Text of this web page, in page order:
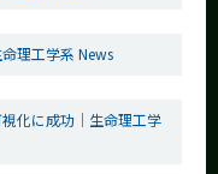
理工学系 News
視化に成功│生命理工学